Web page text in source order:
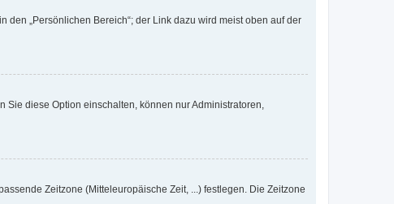
„Persönlichen Bereich“; der Link dazu wird meist oben auf der
diese Option einschalten, können nur Administratoren,
Zeitzone (Mitteleuropäische Zeit, ...) festlegen. Die Zeitzone